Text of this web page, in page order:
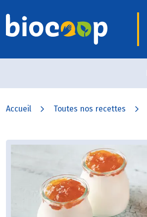
Accueil Toutes nos recettes